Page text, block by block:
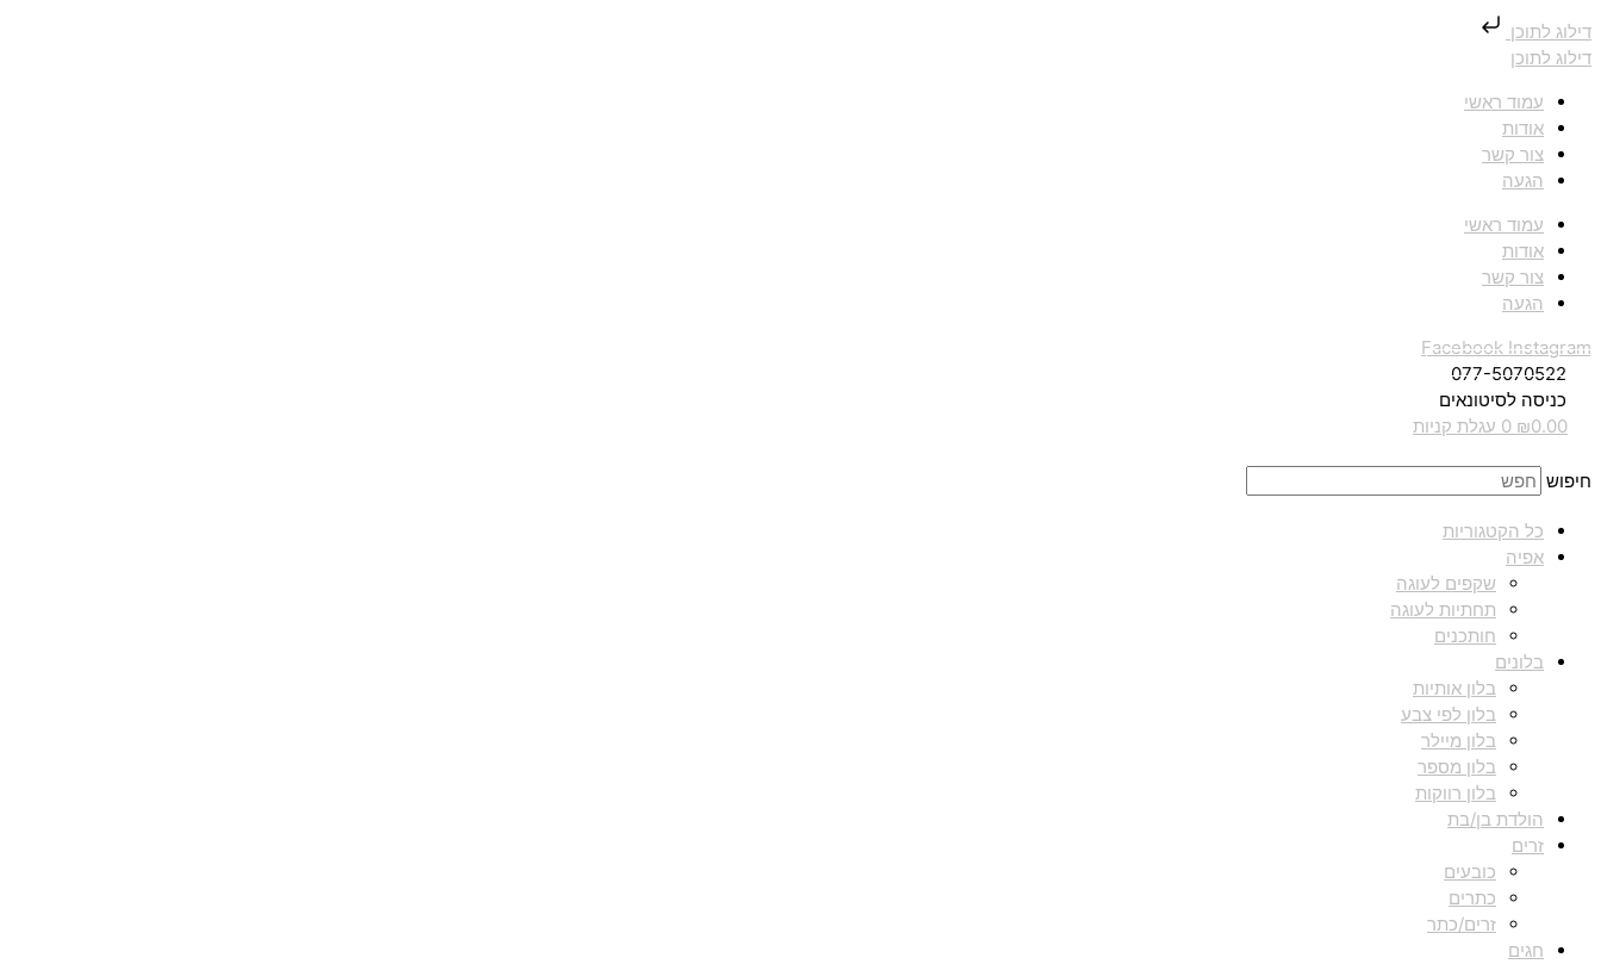
דילוג לתוכן
דילוג לתוכן
עמוד ראשי
אודות
צור קשר
הגעה
עמוד ראשי
אודות
צור קשר
הגעה
Facebook Instagram
077-5070522
כניסה לסיטונאים
₪0.00
0 עגלת קניות
חיפוש
כל הקטגוריות
אפיה
שקפים לעוגה
תחתיות לעוגה
חותכנים
בלונים
בלון אותיות
בלון לפי צבע
בלון מיילר
בלון מספר
בלון רווקות
הולדת בן/בת
זרים
כובעים
כתרים
זרים/כתר
חגים